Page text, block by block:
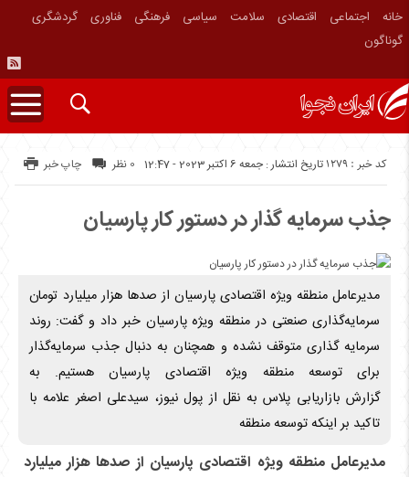
خانه اجتماعی اقتصادی سلامت سیاسی فرهنگی فناوری
گردشگری
گوناگون
تاریخ انتشار : جمعه 6 اکتبر 2023 - 12:47 کد خبر : 1279 چاپ خبر 0 نظر
جذب سرمایه گذار در دستور کار پارسیان
مدیرعامل منطقه ویژه اقتصادی پارسیان از صد‌ها هزار میلیارد تومان
سرمایه‌گذاری صنعتی در منطقه ویژه پارسیان خبر داد و گفت: روند
سرمایه گذاری متوقف نشده و همچنان به دنبال جذب سرمایه‌گذار
برای توسعه منطقه ویژه اقتصادی پارسیان هستیم. به
گزارش بازاریابی پلاس به نقل از پول نیوز، سیدعلی اصغر علامه با
تاکید بر اینکه توسعه منطقه
مدیرعامل منطقه ویژه اقتصادی پارسیان از صد‌ها هزار میلیارد